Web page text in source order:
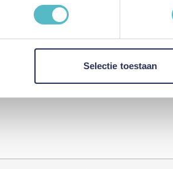
Selectie toestaan
This
Google